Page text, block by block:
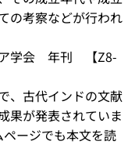
の考察などが行われ
ア学会 年刊 【Z8-
、古代インドの文献
果が発表されていま
ページでも本文を読